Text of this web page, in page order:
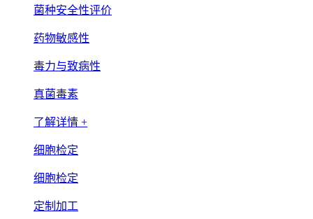
菌种安全性评价
药物敏感性
毒力与致病性
真菌毒素
了解详情 +
细胞检定
细胞检定
定制加工